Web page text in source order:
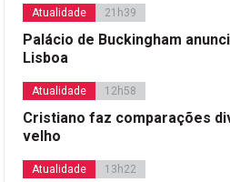
Atualidade 21h39
Palácio de Buckingham
Lisboa
Atualidade 12h58
Cristiano faz comparações
velho
Atualidade 13h22